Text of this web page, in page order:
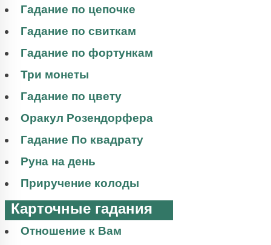
Гадание по цепочке
Гадание по свиткам
Гадание по фортункам
Три монеты
Гадание по цвету
Оракул Розендорфера
Гадание По квадрату
Руна на день
Приручение колоды
Карточные гадания
Отношение к Вам